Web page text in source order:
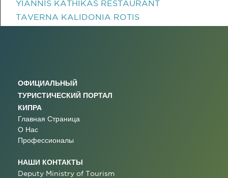
YIANNIS KATHIKAS RESTAURANT
TAVERNA KALIDONIA ROTIS
ОФИЦИАЛЬНЫЙ
ТУРИСТИЧЕСКИЙ ПОРТАЛ
КИПРА
Главная Страница
О Нас
Профессионалы
НАШИ КОНТАКТЫ
Deputy Ministry of Tourism